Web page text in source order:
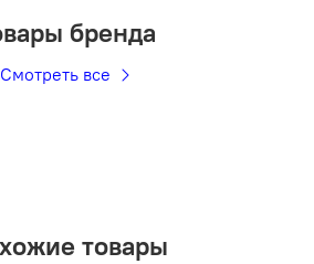
бренда
Смотреть все
товары